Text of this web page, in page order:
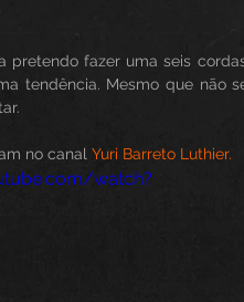
pretendo fazer uma seis
tendência. Mesmo que não
no canal Yuri Barreto Luthier.
watch?